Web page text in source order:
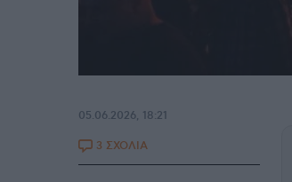
05.06.2026, 18:21
3 ΣΧΟΛΙΑ